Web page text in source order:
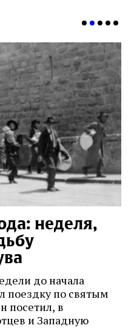
неделя,
до начала
поездку по святым
посетил, в
и Западную